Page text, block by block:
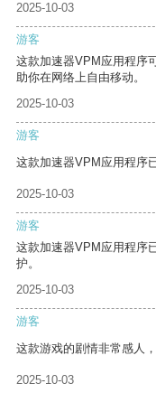
2025-10-03
游客
这款加速器VPM应用程序
助你在网络上自由移动。
2025-10-03
游客
这款加速器VPM应用程序
2025-10-03
游客
这款加速器VPM应用程序
护。
2025-10-03
游客
这款游戏的剧情非常感人
2025-10-03